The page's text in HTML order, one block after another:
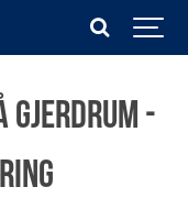
-